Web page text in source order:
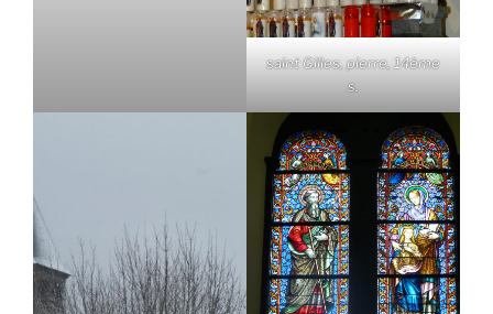
saint Gilles, pierre, 14ème
s.